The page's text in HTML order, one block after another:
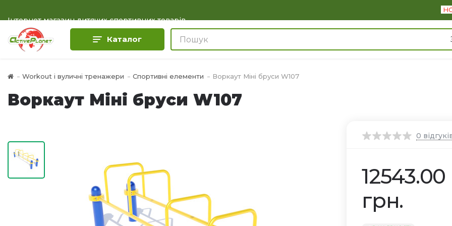
Інтернет магазин дитячих спортивних товарів
Каталог
Workout і вуличні тренажери Спортивні елементи Воркаут Міні бруси W107
Воркаут Міні бруси W107
0
12543.00
грн.